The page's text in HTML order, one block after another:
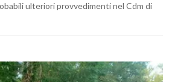
ulteriori provvedimenti nel Cdm di